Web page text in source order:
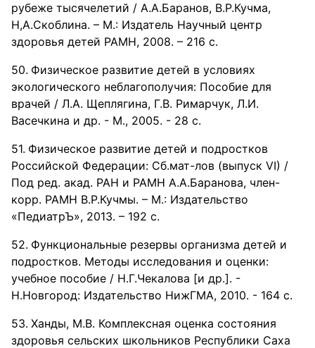
рубеже тысячелетий / А.А.Баранов, В.Р.Кучма,
Н,А.Скоблина. – М.: Издатель Научный центр
здоровья детей РАМН, 2008. – 216 с.
Физическое развитие детей в условиях
экологического неблагополучия: Пособие для
врачей / Л.А. Щеплягина, Г.В. Римарчук, Л.И.
Васечкина и др. - М., 2005. - 28 с.
Физическое развитие детей и подростков
Российской Федерации: Сб.мат-лов (выпуск VІ) /
Под ред. акад. РАН и РАМН А.А.Баранова, член-
корр. РАМН В.Р.Кучмы. – М.: Издательство
«ПедиатрЪ», 2013. – 192 с.
Функциональные резервы организма детей и
подростков. Методы исследования и оценки:
учебное пособие / Н.Г.Чекалова [и др.]. -
Н.Новгород: Издательство НижГМА, 2010. - 164 с.
Ханды, М.В. Комплексная оценка состояния
здоровья сельских школьников Республики Саха